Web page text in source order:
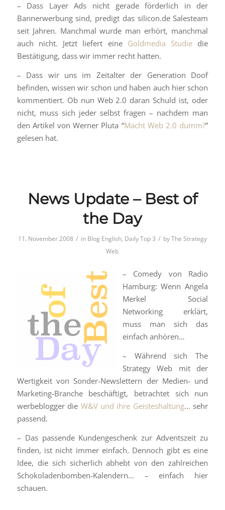
– Dass Layer Ads nicht gerade förderlich in der
Bannerwerbung sind, predigt das silicon.de Salesteam
seit Jahren. Manchmal wurde man erhört, manchmal
auch nicht. Jetzt liefert eine Goldmedia Studie die
Bestätigung, dass wir immer recht hatten.
– Dass wir uns im Zeitalter der Generation Doof
befinden, wissen wir schon und haben auch hier schon
kommentiert. Ob nun Web 2.0 daran Schuld ist, oder
nicht, muss sich jeder selbst fragen – nachdem man
den Artikel von Werner Pluta “Macht Web 2.0 dumm?”
gelesen hat.
News Update – Best of
the Day
11. November 2008 / in Blog English, Daily Top 3 / byThe Strategy
Web
– Comedy von Radio
Hamburg: Wenn Angela
Merkel Social
Networking erklärt,
muss man sich das
einfach anhören…
– Während sich The
Strategy Web mit der
Wertigkeit von Sonder-Newslettern der Medien- und
Marketing-Branche beschäftigt, betrachtet sich nun
werbeblogger die W&V und ihre Geisteshaltung… sehr
passend.
– Das passende Kundengeschenk zur Adventszeit zu
finden, ist nicht immer einfach. Dennoch gibt es eine
Idee, die sich sicherlich abhebt von den zahlreichen
Schokoladenbomben-Kalendern… – einfach hier
schauen.